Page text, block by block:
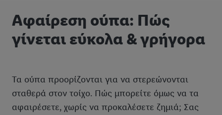
Αφαίρεση ούπα: Πώς
γίνεται εύκολα & γρήγορα
Τα ούπα προορίζονται για να στερεώνονται
σταθερά στον τοίχο. Πώς μπορείτε όμως να τα
αφαιρέσετε, χωρίς να προκαλέσετε ζημιά; Σας